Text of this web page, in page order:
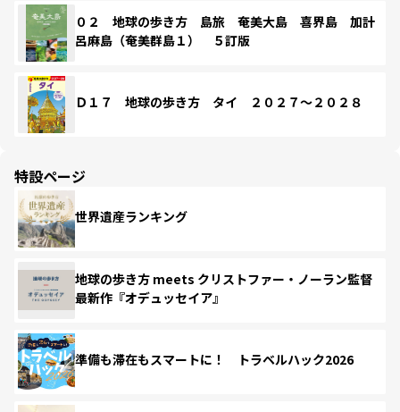
０２ 地球の歩き方 島旅 奄美大島 喜界島 加計
呂麻島（奄美群島１） ５訂版
Ｄ１７ 地球の歩き方 タイ ２０２７～２０２８
特設ページ
世界遺産ランキング
地球の歩き方 meets クリストファー・ノーラン監督
最新作『オデュッセイア』
準備も滞在もスマートに！ トラベルハック2026